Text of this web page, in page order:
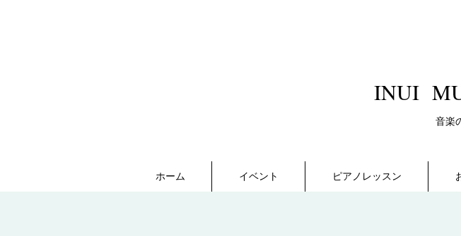
​INUI
音楽
ホーム イベント ピアノレッスン